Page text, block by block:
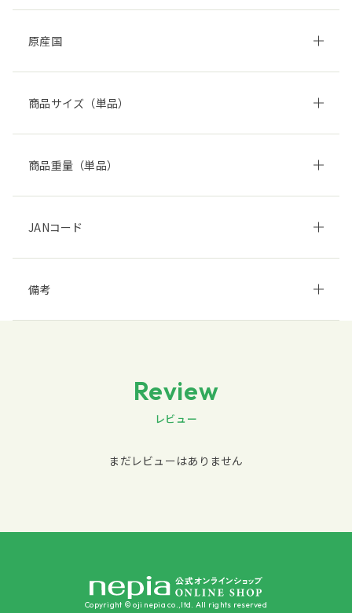
原産国
商品サイズ（単品）
商品重量（単品）
JANコード
備考
Review
レビュー
まだレビューはありません
Copyright © oji nepia co.,ltd. All rights reserved